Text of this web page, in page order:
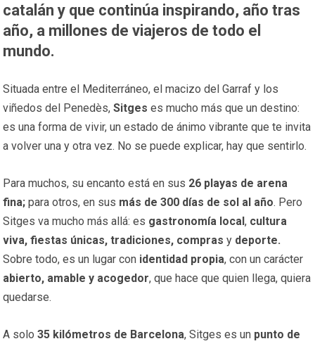
catalán y que continúa inspirando, año tras
año, a millones de viajeros de todo el
mundo.
Situada entre el Mediterráneo, el macizo del Garraf y los
viñedos del Penedès,Sitges es mucho más que un destino:
es una forma de vivir, un estado de ánimo vibrante que te invita
a volver una y otra vez. No se puede explicar, hay que sentirlo.
Para muchos, su encanto está en sus 26 playas de arena
fina; para otros, en sus más de 300 días de sol al año. Pero
Sitges va mucho más allá: es gastronomía local, cultura
viva, fiestas únicas, tradiciones, comprasy deporte.
Sobre todo, es un lugar con identidad propia, con un carácter
abierto, amable y acogedor, que hace que quien llega, quiera
quedarse.
A solo35 kilómetros de Barcelona, Sitges es un punto de